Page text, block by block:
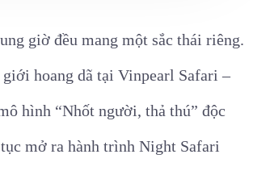
giờ đều mang một sắc thái riêng.
giới hoang dã tại Vinpearl Safari –
hình “Nhốt người, thả thú” độc
mở ra hành trình Night Safari